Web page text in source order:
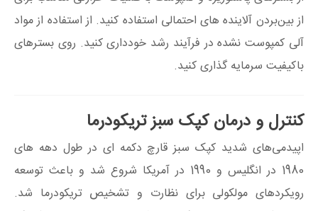
از بین‌بردن آلاینده های احتمالی استفاده کنید. از استفاده از مواد
آلی کمپوست نشده در فرآیند رشد خودداری کنید. روی بسترهای
باکیفیت سرمایه گذاری کنید.
کنترل و درمان کپک سبز تریکودرما
اپیدمی‌های شدید کپک سبز قارچ دکمه ای در طول دهه های
1980 در انگلیس و 1990 در آمریکا شروع شد و باعث توسعه
رویکردهای مولکولی برای نظارت و تشخیص تریکودرما شد.